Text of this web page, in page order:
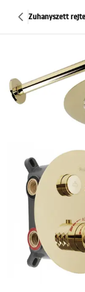
Zuhanyszett